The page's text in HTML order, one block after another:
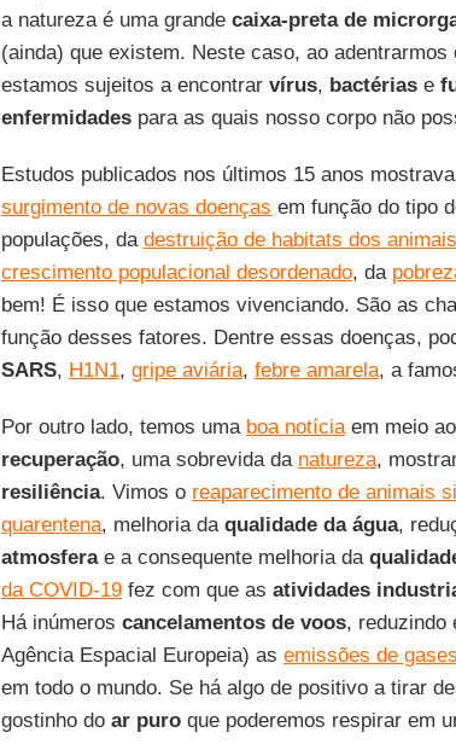
a natureza é uma grande caixa-preta de
(ainda) que existem. Neste caso, ao
estamos sujeitos a encontrar vírus, bactériase
enfermidadespara as quais nosso corpo não
Estudos publicados nos últimos 15 anos
surgimento de novas doenças em função do tipo
populações, da destruição de habitats dos
crescimento populacional desordenado, da
bem! É isso que estamos vivenciando. São as
função desses fatores. Dentre essas doenças,
SARS, H1N1, gripe aviária, febre amarela, a
Por outro lado, temos uma boa notíciaem meio
recuperação, uma sobrevida da natureza,
resiliência. Vimos o reaparecimento de animais
quarentena, melhoria da qualidade da água,
atmosferae a consequente melhoria da
da COVID-19fez com que as atividades
Há inúmeros cancelamentos de voos, reduzindo
Agência Espacial Europeia) as emissões de
em todo o mundo. Se há algo de positivo a tirar
gostinho do ar puroque poderemos respirar em